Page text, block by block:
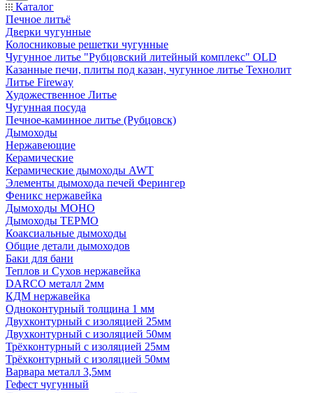
Каталог
Печное литьё
Дверки чугунные
Колосниковые решетки чугунные
Чугунное литье "Рубцовский литейный комплекс" OLD
Казанные печи, плиты под казан, чугунное литье Технолит
Литье Fireway
Художественное Литье
Чугунная посуда
Печное-каминное литье (Рубцовск)
Дымоходы
Нержавеющие
Керамические
Керамические дымоходы AWT
Элементы дымохода печей Ферингер
Феникс нержавейка
Дымоходы МОНО
Дымоходы ТЕРМО
Коаксиальные дымоходы
Общие детали дымоходов
Баки для бани
Теплов и Сухов нержавейка
DARCO металл 2мм
КДМ нержавейка
Одноконтурный толщина 1 мм
Двухконтурный с изоляцией 25мм
Двухконтурный с изоляцией 50мм
Трёхконтурный с изоляцией 25мм
Трёхконтурный с изоляцией 50мм
Варвара металл 3,5мм
Гефест чугунный